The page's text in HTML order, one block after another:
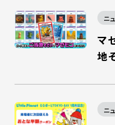
ニ
マ
地
ニ